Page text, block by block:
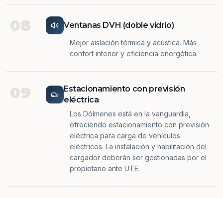
08 Ventanas DVH (doble vidrio)
Mejor aislación térmica y acústica. Más
confort interior y eficiencia energética.
09
Estacionamiento con previsión
eléctrica
Los Dólmenes está en la vanguardia,
ofreciendo estacionamiento con previsión
eléctrica para carga de vehículos
eléctricos. La instalación y habilitación del
cargador deberán ser gestionadas por el
propietario ante UTE.